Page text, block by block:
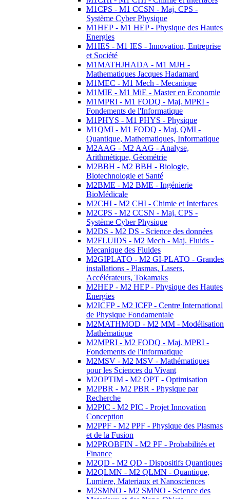
M1CPS - M1 CCSN - Maj. CPS -
Système Cyber Physique
M1HEP - M1 HEP - Physique des Hautes
Energies
M1IES - M1 IES - Innovation, Entreprise
et Société
M1MATHJHADA - M1 MJH -
Mathematiques Jacques Hadamard
M1MEC - M1 Mech - Mecanique
M1MIE - M1 MiE - Master en Economie
M1MPRI - M1 FODQ - Maj. MPRI -
Fondements de l'Informatique
M1PHYS - M1 PHYS - Physique
M1QMI - M1 FODQ - Maj. QMI -
Quantique, Mathematiques, Informatique
M2AAG - M2 AAG - Analyse,
Arithmétique, Géométrie
M2BBH - M2 BBH - Biologie,
Biotechnologie et Santé
M2BME - M2 BME - Ingénierie
BioMédicale
M2CHI - M2 CHI - Chimie et Interfaces
M2CPS - M2 CCSN - Maj. CPS -
Système Cyber Physique
M2DS - M2 DS - Science des données
M2FLUIDS - M2 Mech - Maj. Fluids -
Mecanique des Fluides
M2GIPLATO - M2 GI-PLATO - Grandes
installations - Plasmas, Lasers,
Accélérateurs, Tokamaks
M2HEP - M2 HEP - Physique des Hautes
Energies
M2ICFP - M2 ICFP - Centre International
de Physique Fondamentale
M2MATHMOD - M2 MM - Modélisation
Mathématique
M2MPRI - M2 FODQ - Maj. MPRI -
Fondements de l'Informatique
M2MSV - M2 MSV - Mathématiques
pour les Sciences du Vivant
M2OPTIM - M2 OPT - Optimisation
M2PBR - M2 PBR - Physique par
Recherche
M2PIC - M2 PIC - Projet Innovation
Conception
M2PPF - M2 PPF - Physique des Plasmas
et de la Fusion
M2PROBFIN - M2 PF - Probabilités et
Finance
M2QD - M2 QD - Dispositifs Quantiques
M2QLMN - M2 QLMN - Quantique,
Lumiere, Materiaux et Nanosciences
M2SMNO - M2 SMNO - Science des